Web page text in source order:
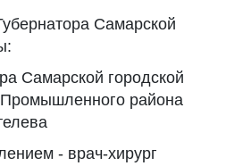
Самарской
Самарской городской
района
- врач-хирург